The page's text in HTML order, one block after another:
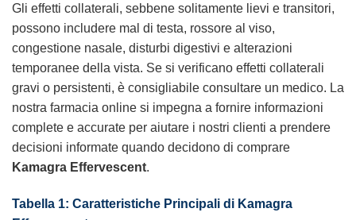
Gli effetti collaterali, sebbene solitamente lievi e transitori,
possono includere mal di testa, rossore al viso,
congestione nasale, disturbi digestivi e alterazioni
temporanee della vista. Se si verificano effetti collaterali
gravi o persistenti, è consigliabile consultare un medico. La
nostra farmacia online si impegna a fornire informazioni
complete e accurate per aiutare i nostri clienti a prendere
decisioni informate quando decidono di comprare
Kamagra Effervescent.
Tabella 1: Caratteristiche Principali di Kamagra